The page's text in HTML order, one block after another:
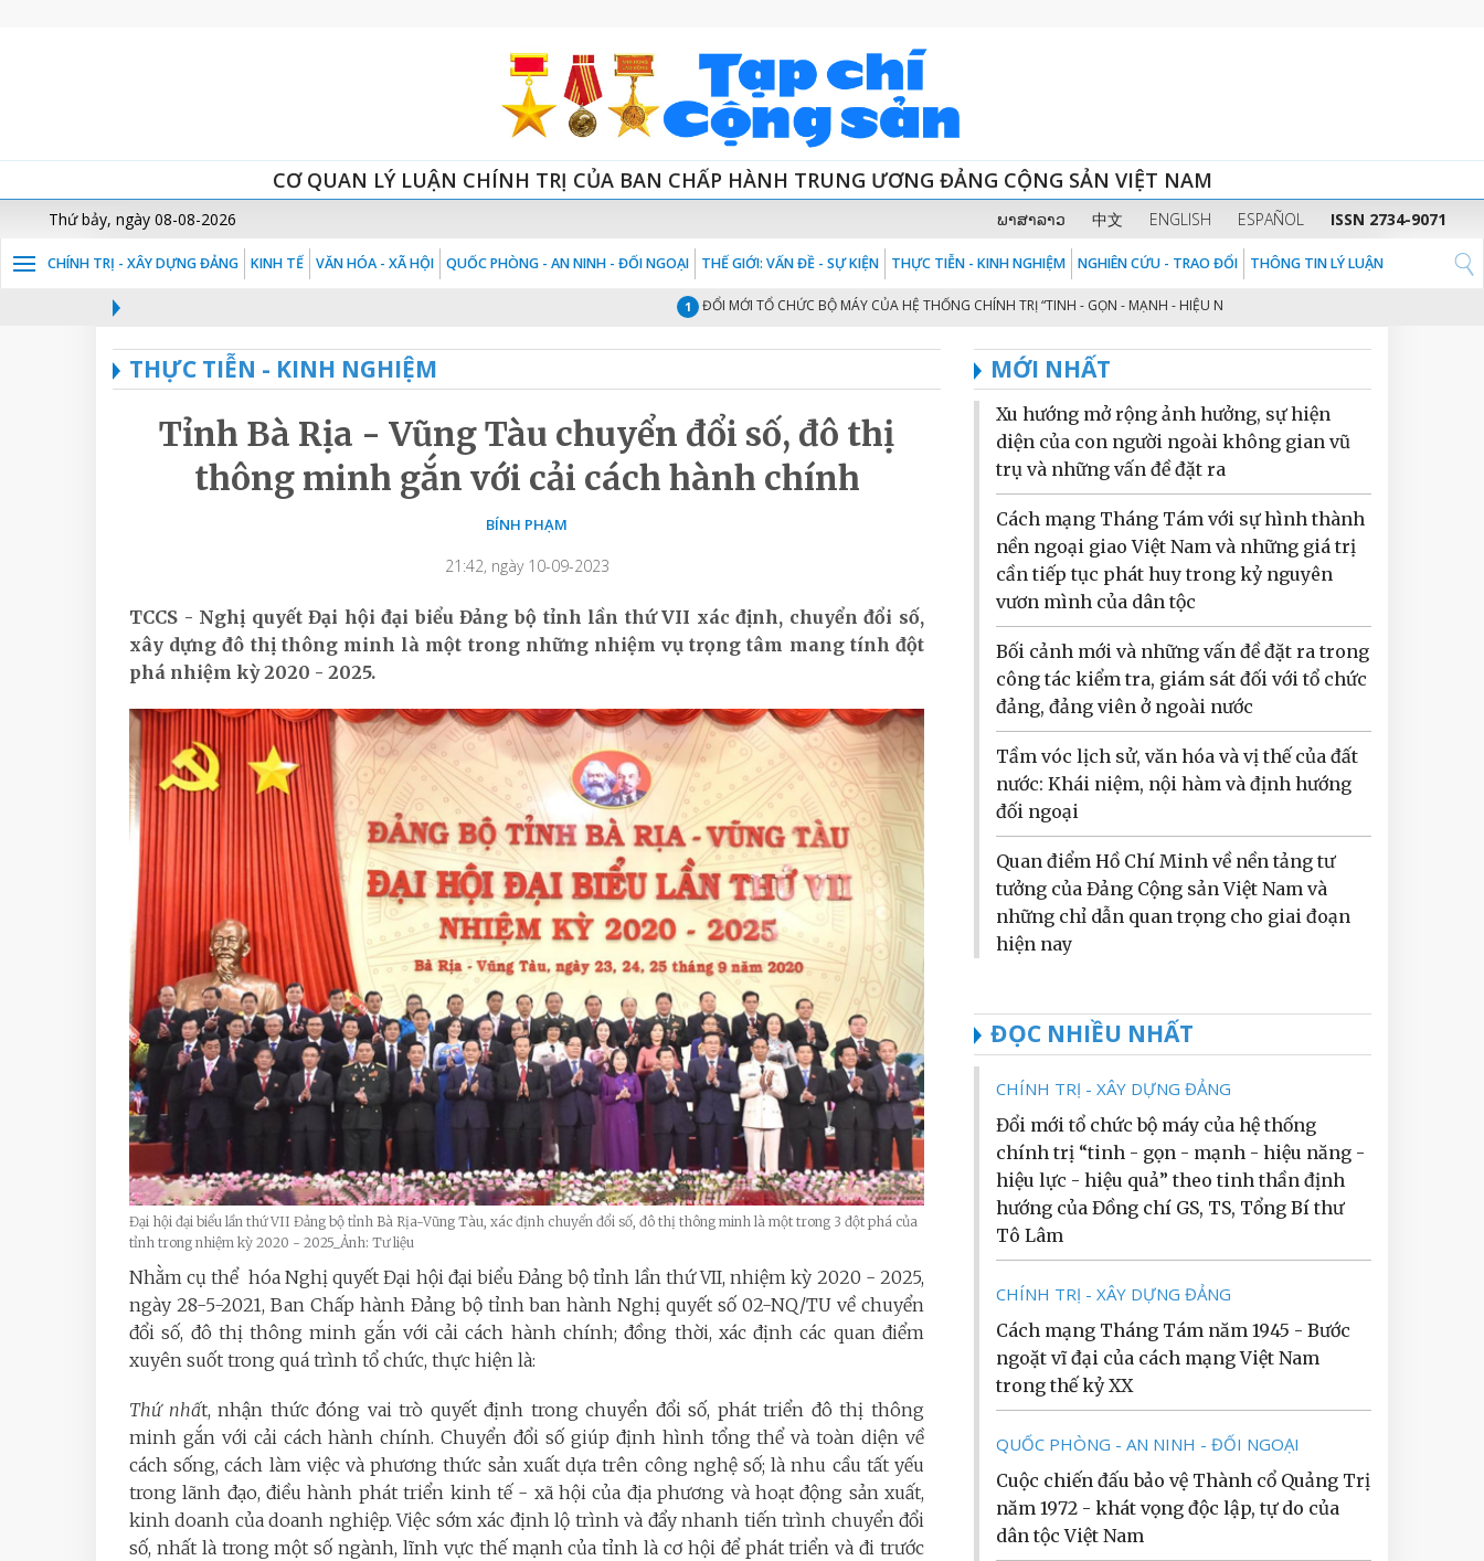
CƠ QUAN LÝ LUẬN CHÍNH TRỊ CỦA BAN CHẤP HÀNH TRUNG ƯƠNG ĐẢNG CỘNG SẢN VIỆT NAM
Thứ bảy, ngày 08-08-2026 ພາສາລາວ 中文 ENGLISH ESPAÑOL ISSN 2734-9071
CHÍNH TRỊ - XÂY DỰNG ĐẢNG KINH TẾ VĂN HÓA - XÃ HỘI QUỐC PHÒNG - AN NINH - ĐỐI NGOẠI THẾ GIỚI: VẤN ĐỀ - SỰ KIỆN THỰC TIỄN - KINH NGHIỆM NGHIÊN CỨU - TRAO ĐỔI THÔNG TIN LÝ LUẬN
ĐỔI MỚI TỔ CHỨC BỘ MÁY CỦA HỆ THỐNG CHÍNH TRỊ “TINH - GỌN - MẠNH - HIỆU NĂNG - HIỆU LỰC - HIỆU QUẢ” THEO TINH
THỰC TIỄN - KINH NGHIỆM
Tỉnh Bà Rịa - Vũng Tàu chuyển đổi số, đô thị
thông minh gắn với cải cách hành chính
BÍNH PHẠM
21:42, ngày 10-09-2023
TCCS - Nghị quyết Đại hội đại biểu Đảng bộ tỉnh lần thứ VII xác định, chuyển đổi số,
xây dựng đô thị thông minh là một trong những nhiệm vụ trọng tâm mang tính đột
phá nhiệm kỳ 2020 - 2025.
Đại hội đại biểu lần thứ VII Đảng bộ tỉnh Bà Rịa-Vũng Tàu, xác định chuyển đổi số, đô thị thông minh là một trong 3 đột phá của
tỉnh trong nhiệm kỳ 2020 - 2025_Ảnh: Tư liệu
Nhằm cụ thể hóa Nghị quyết Đại hội đại biểu Đảng bộ tỉnh lần thứ VII, nhiệm kỳ 2020 - 2025,
ngày 28-5-2021, Ban Chấp hành Đảng bộ tỉnh ban hành Nghị quyết số 02-NQ/TU về chuyển
đổi số, đô thị thông minh gắn với cải cách hành chính; đồng thời, xác định các quan điểm
xuyên suốt trong quá trình tổ chức, thực hiện là:
Thứ nhất, nhận thức đóng vai trò quyết định trong chuyển đổi số, phát triển đô thị thông
minh gắn với cải cách hành chính. Chuyển đổi số giúp định hình tổng thể và toàn diện về
cách sống, cách làm việc và phương thức sản xuất dựa trên công nghệ số; là nhu cầu tất yếu
trong lãnh đạo, điều hành phát triển kinh tế - xã hội của địa phương và hoạt động sản xuất,
kinh doanh của doanh nghiệp. Việc sớm xác định lộ trình và đẩy nhanh tiến trình chuyển đổi
số, nhất là trong một số ngành, lĩnh vực thế mạnh của tỉnh là cơ hội để phát triển và đi trước
MỚI NHẤT
Xu hướng mở rộng ảnh hưởng, sự hiện
diện của con người ngoài không gian vũ
trụ và những vấn đề đặt ra
Cách mạng Tháng Tám với sự hình thành
nền ngoại giao Việt Nam và những giá trị
cần tiếp tục phát huy trong kỷ nguyên
vươn mình của dân tộc
Bối cảnh mới và những vấn đề đặt ra trong
công tác kiểm tra, giám sát đối với tổ chức
đảng, đảng viên ở ngoài nước
Tầm vóc lịch sử, văn hóa và vị thế của đất
nước: Khái niệm, nội hàm và định hướng
đối ngoại
Quan điểm Hồ Chí Minh về nền tảng tư
tưởng của Đảng Cộng sản Việt Nam và
những chỉ dẫn quan trọng cho giai đoạn
hiện nay
ĐỌC NHIỀU NHẤT
CHÍNH TRỊ - XÂY DỰNG ĐẢNG
Đổi mới tổ chức bộ máy của hệ thống
chính trị “tinh - gọn - mạnh - hiệu năng -
hiệu lực - hiệu quả” theo tinh thần định
hướng của Đồng chí GS, TS, Tổng Bí thư
Tô Lâm
CHÍNH TRỊ - XÂY DỰNG ĐẢNG
Cách mạng Tháng Tám năm 1945 - Bước
ngoặt vĩ đại của cách mạng Việt Nam
trong thế kỷ XX
QUỐC PHÒNG - AN NINH - ĐỐI NGOẠI
Cuộc chiến đấu bảo vệ Thành cổ Quảng Trị
năm 1972 - khát vọng độc lập, tự do của
dân tộc Việt Nam